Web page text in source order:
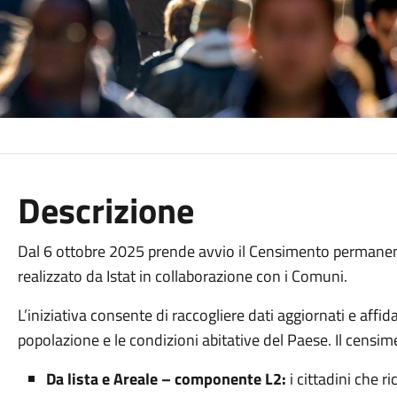
Descrizione
Dal 6 ottobre 2025 prende avvio il Censimento
realizzato da Istat in collaborazione con i Comuni.
L’iniziativa consente di raccogliere dati aggiornati e
popolazione e le condizioni abitative del Paese. Il
Da lista e Areale – componente L2: i cittadini che